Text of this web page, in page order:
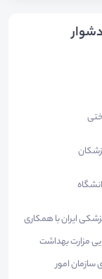
ایران با همکاری
مزارت بهداشت
امور